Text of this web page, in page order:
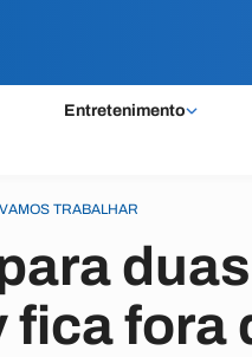
Entretenimento
VAMOS TRABALHAR
fica fora